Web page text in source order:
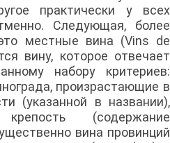
практически у всех
Следующая, более
местные вина (Vins de
вину, которое отвечает
набору критериев:
произрастающие в
(указанной в названии),
крепость (содержание
вина провинций